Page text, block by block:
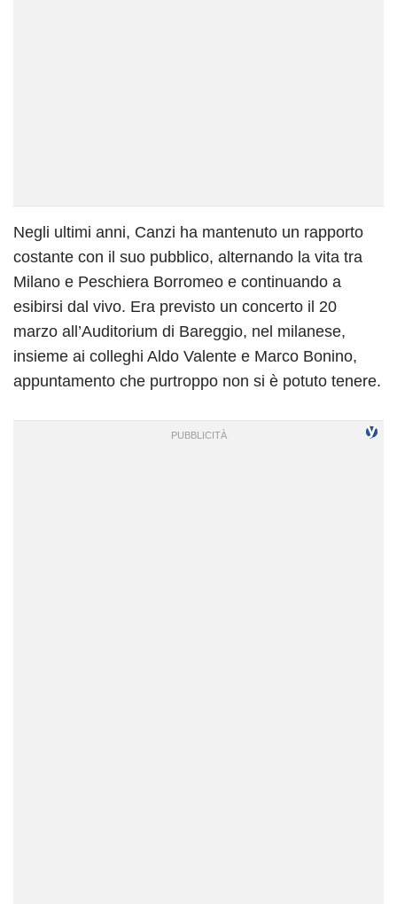
Negli ultimi anni, Canzi ha mantenuto un rapporto
costante con il suo pubblico, alternando la vita tra
Milano e Peschiera Borromeo e continuando a
esibirsi dal vivo. Era previsto un concerto il 20
marzo all’Auditorium di Bareggio, nel milanese,
insieme ai colleghi Aldo Valente e Marco Bonino,
appuntamento che purtroppo non si è potuto tenere.